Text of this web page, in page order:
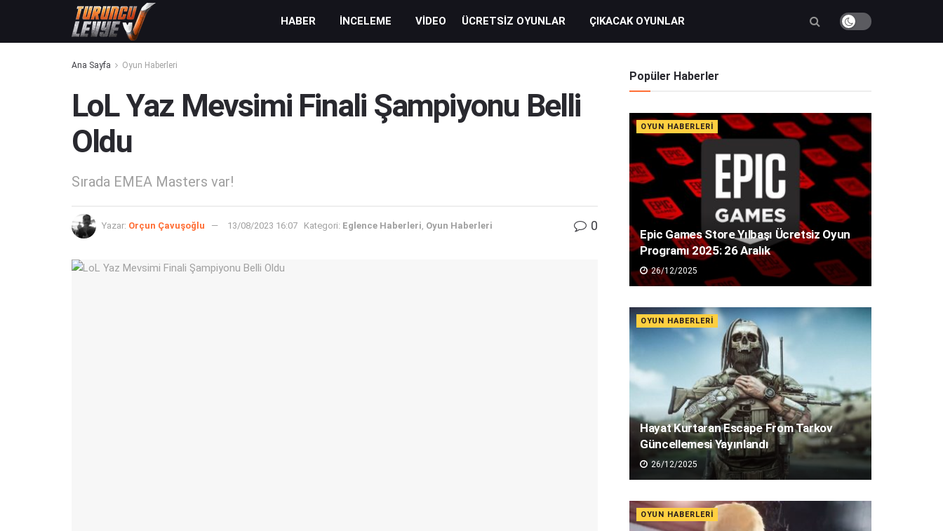
HABER İNCELEME VIDEO ÜCRETSIZ OYUNLAR ÇIKACAK OYUNLAR
Ana Sayfa Oyun Haberleri
LoL Yaz Mevsimi Finali Şampiyonu Belli
Oldu
Sırada EMEA Masters var!
Yazar: Orçun Çavuşoğlu 13/08/2023 16:07 Kategori: Eglence Haberleri Oyun Haberleri 0
Popüler Haberler
OYUN HABERLERI
Epic Games Store Yılbaşı Ücretsiz Oyun
Programı 2025: 26 Aralık
26/12/2025
OYUN HABERLERI
Hayat Kurtaran Escape From Tarkov
Güncellemesi Yayınlandı
26/12/2025
OYUN HABERLERI